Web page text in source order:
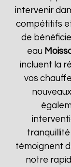
intervenir
compétitifs
de
eau
incluent la
vos
témoignent
notre